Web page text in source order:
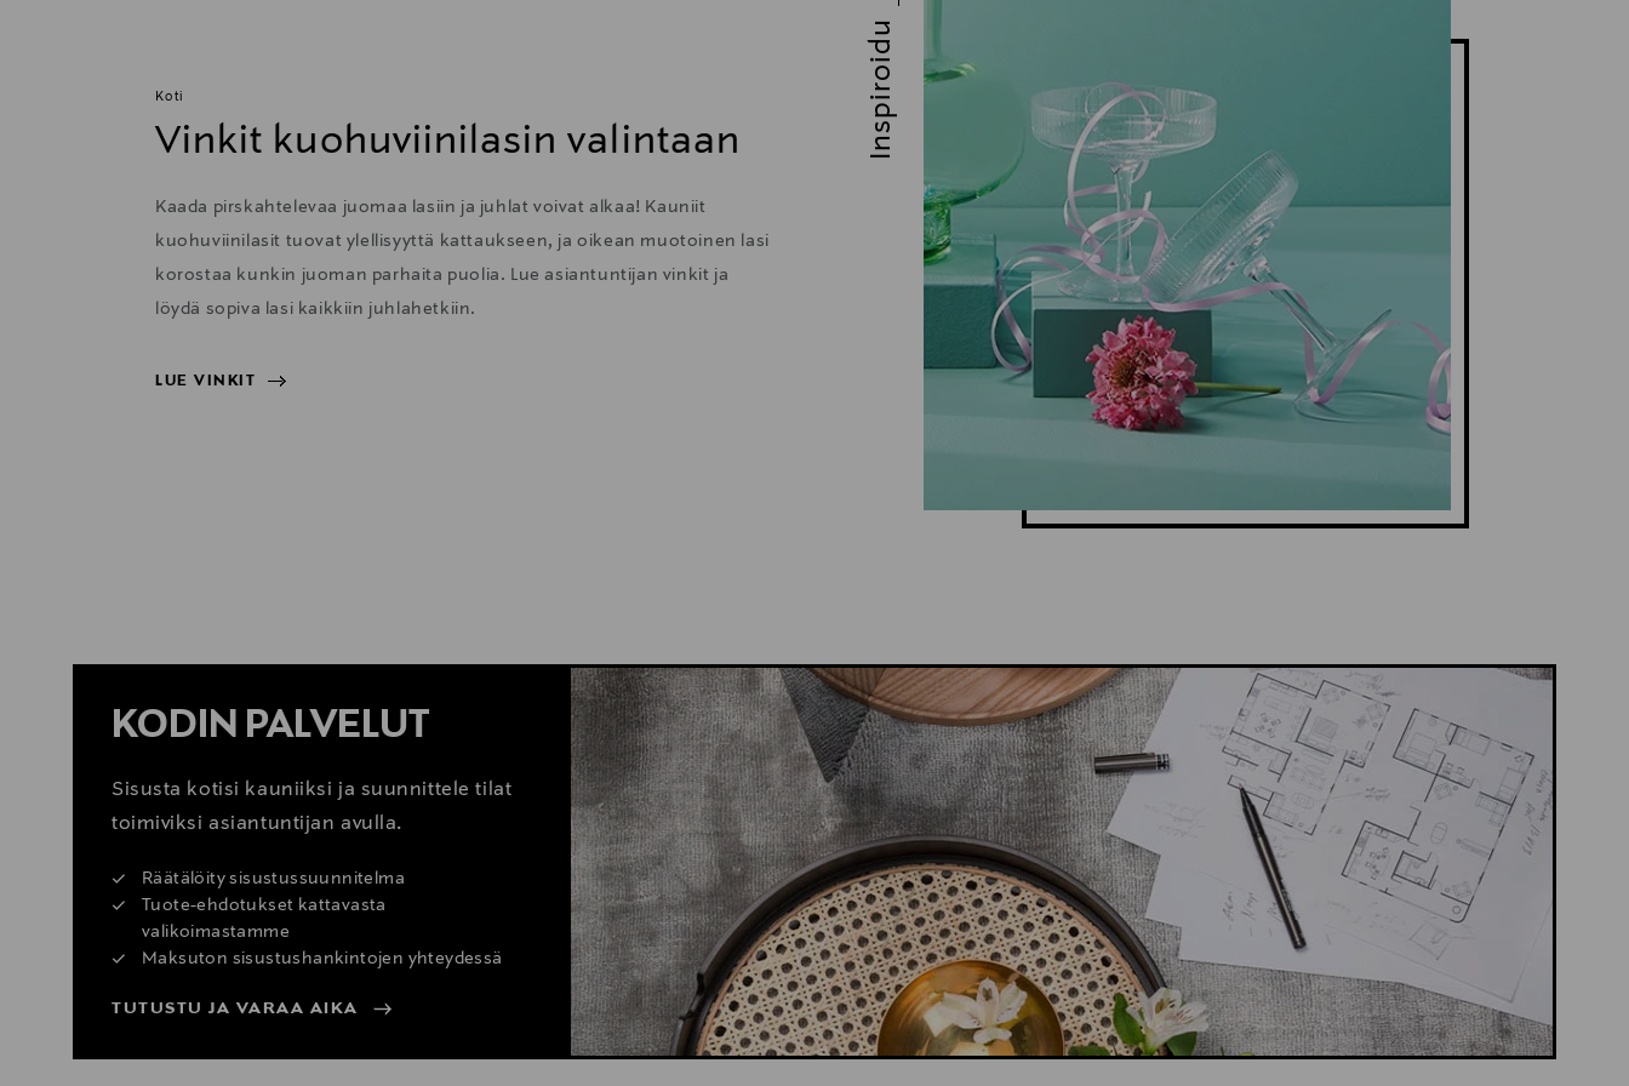
Koti
Vinkit kuohuviinilasin valintaan
Kaada pirskahtelevaa juomaa lasiin ja juhlat voivat alkaa! Kauniit
kuohuviinilasit tuovat ylellisyyttä kattaukseen, ja oikean muotoinen lasi
korostaa kunkin juoman parhaita puolia. Lue asiantuntijan vinkit ja
löydä sopiva lasi kaikkiin juhlahetkiin.
LUE VINKIT
Inspiroidu
KODIN PALVELUT
Sisusta kotisi kauniiksi ja suunnittele tilat
toimiviksi asiantuntijan avulla.
Räätälöity sisustussuunnitelma
Tuote-ehdotukset kattavasta
valikoimastamme
Maksuton sisustushankintojen yhteydessä
TUTUSTU JA VARAA AIKA